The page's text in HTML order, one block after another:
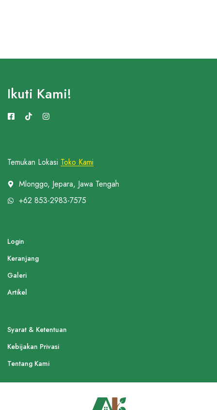
Temukan Lokasi Toko Kami
Mlonggo, Jepara, Jawa Tengah
+62 853-2983-7575
Login
Keranjang
Galeri
Artikel
Syarat & Ketentuan
Kebijakan Privasi
Tentang Kami
Ikuti Kami!